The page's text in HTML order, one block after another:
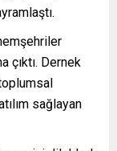
çıktı. Dernek
sağlayan